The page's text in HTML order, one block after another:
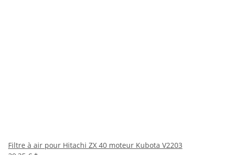
Filtre à air pour Hitachi ZX 40 moteur Kubota V2203